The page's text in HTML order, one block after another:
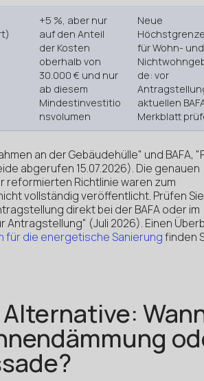
+5 %, aber nur
auf den Anteil
der Kosten
oberhalb von
30.000 € und nur
ab diesem
Mindestinvestitio
nsvolumen
Neue
für Wohn- und
de: vor
aktuellen
Merkblatt
an der Gebäudehülle" und BAFA,
abgerufen 15.07.2026). Die genauen
Richtlinie waren zum
vollständig veröffentlicht. Prüfen
direkt bei der BAFA oder im
Antragstellung" (Juli 2026). Einen
für die energetische Sanierungfinden
Alternative: